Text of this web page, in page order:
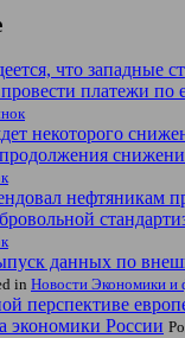
что западные
платежи по
некоторого
нефтяникам
данных по
in Новости Экономики и
перспективе
экономики России